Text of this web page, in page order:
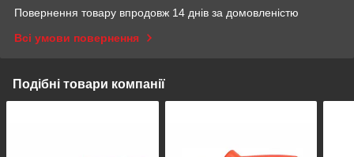
Повернення товару впродовж 14 днів за домовленістю
Всі умови повернення
Подібні товари компанії